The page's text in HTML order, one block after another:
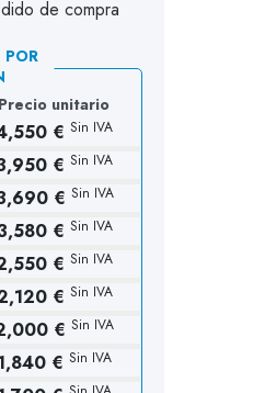
de compra
POR
Precio unitario
€ Sin IVA
€ Sin IVA
€ Sin IVA
€ Sin IVA
€ Sin IVA
€ Sin IVA
€ Sin IVA
€ Sin IVA